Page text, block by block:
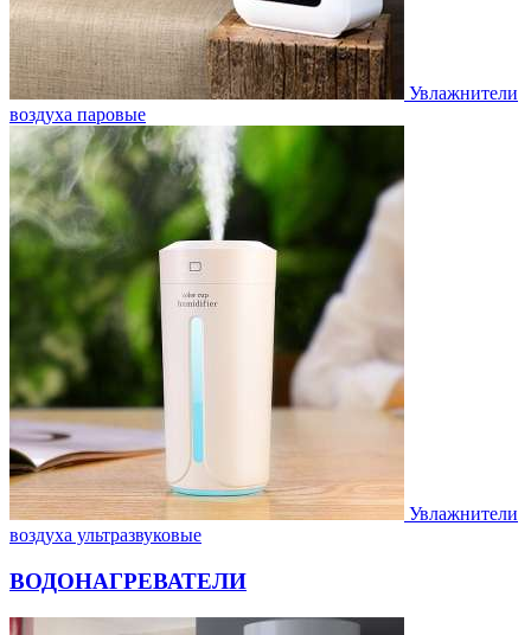
Увлажнители
воздуха паровые
Увлажнители
воздуха ультразвуковые
ВОДОНАГРЕВАТЕЛИ